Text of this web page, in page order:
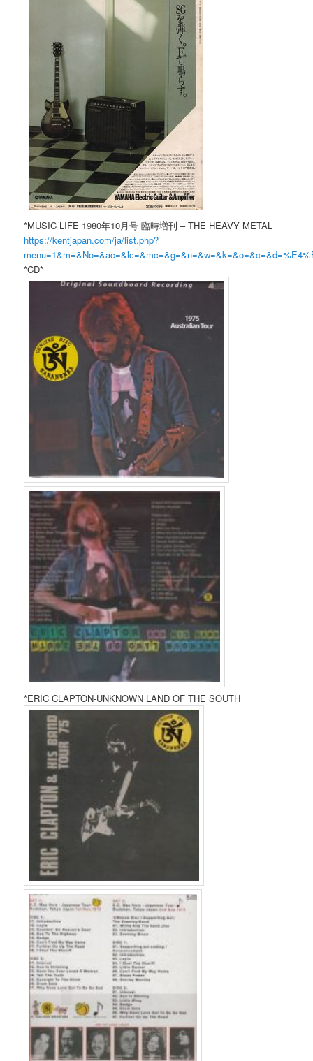
*MUSIC LIFE 1980年10月号 臨時増刊 – THE HEAVY METAL
https://kentjapan.com/ja/list.php?
*CD*
*ERIC CLAPTON-UNKNOWN LAND OF THE SOUTH